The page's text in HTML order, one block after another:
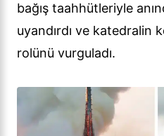
bağış taahhütleriyle
uyandırdı ve katedralin
rolünü vurguladı.